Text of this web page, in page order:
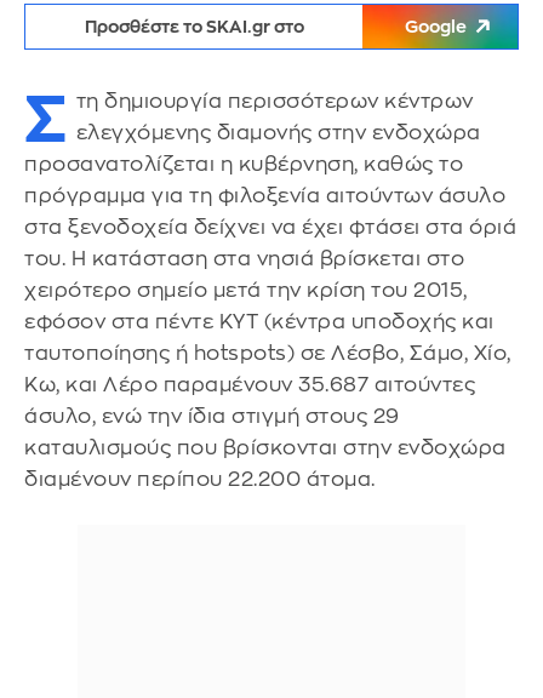
Προσθέστε το SKAI.gr στο Google
Σ τη δημιουργία περισσότερων κέντρων
ελεγχόμενης διαμονής στην ενδοχώρα
προσανατολίζεται η κυβέρνηση, καθώς το
πρόγραμμα για τη φιλοξενία αιτούντων άσυλο
στα ξενοδοχεία δείχνει να έχει φτάσει στα όριά
του. Η κατάσταση στα νησιά βρίσκεται στο
χειρότερο σημείο μετά την κρίση του 2015,
εφόσον στα πέντε ΚΥΤ (κέντρα υποδοχής και
ταυτοποίησης ή hotspots) σε Λέσβο, Σάμο, Χίο,
Κω, και Λέρο παραμένουν 35.687 αιτούντες
άσυλο, ενώ την ίδια στιγμή στους 29
καταυλισμούς που βρίσκονται στην ενδοχώρα
διαμένουν περίπου 22.200 άτομα.